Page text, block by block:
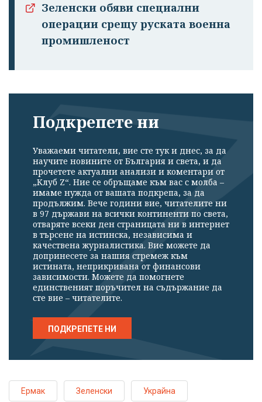
Зеленски обяви специални
операции срещу руската военна
промишленост
Подкрепете ни
Уважаеми читатели, вие сте тук и днес, за да
научите новините от България и света, и да
прочетете актуални анализи и коментари от
„Клуб Z“. Ние се обръщаме към вас с молба –
имаме нужда от вашата подкрепа, за да
продължим. Вече години вие, читателите ни
в 97 държави на всички континенти по света,
отваряте всеки ден страницата ни в интернет
в търсене на истинска, независима и
качествена журналистика. Вие можете да
допринесете за нашия стремеж към
истината, неприкривана от финансови
зависимости. Можете да помогнете
единственият поръчител на съдържание да
сте вие – читателите.
ПОДКРЕПЕТЕ НИ
Ермак Зеленски Украйна